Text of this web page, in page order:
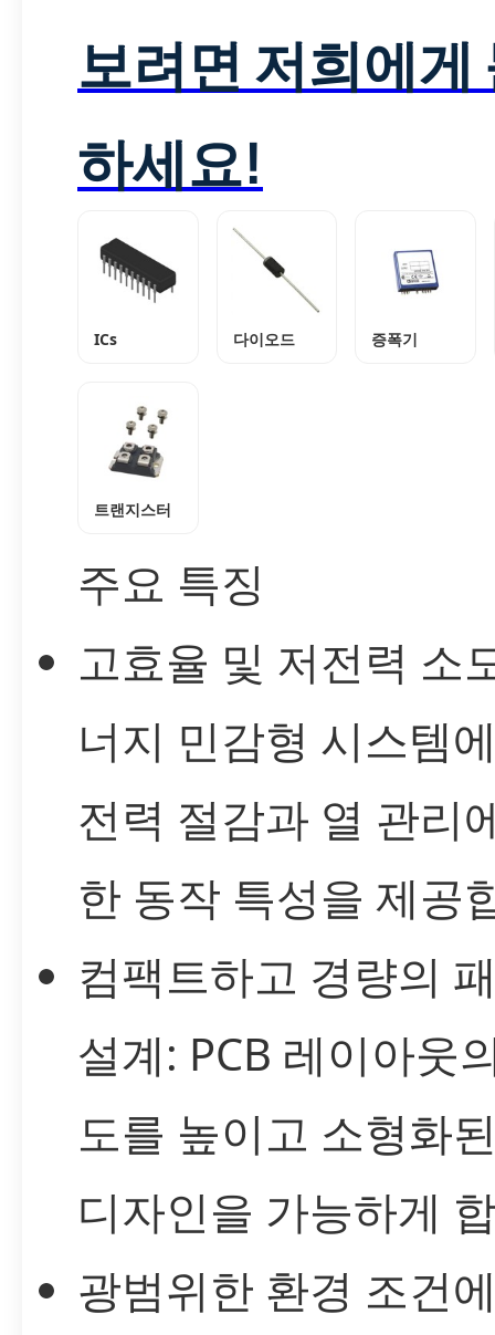
보려면 저희에게
하세요!
ICs 다이오드 증폭기
트랜지스터
주요 특징
고효율 및 저전력 소
너지 민감형 시스템
전력 절감과 열 관리
한 동작 특성을 제공
컴팩트하고 경량의
설계: PCB 레이아웃
도를 높이고 소형화
디자인을 가능하게
광범위한 환경 조건